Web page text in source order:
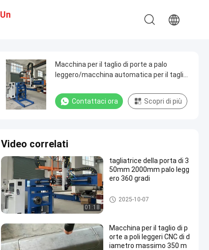
Macchina per il taglio di porte a palo
leggero/macchina automatica per il taglio
2000 mm
Contattaci ora Scopri di più
Video correlati
01:18
tagliatrice della porta di 3
50mm 2000mm palo legg
ero 360 gradi
Tagliatrice della porta di palo l
eggero
2025-10-07
Macchina per il taglio di p
orte a poli leggeri CNC di d
iametro massimo 350 m